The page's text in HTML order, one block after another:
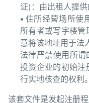
证)：由出租人提供
• 住所经营场所使
所有者或写字楼管
意将该地址用于法
法律严禁使用所谓
投资企业的初始注
行实地核查的权利。
该套文件是发起注册